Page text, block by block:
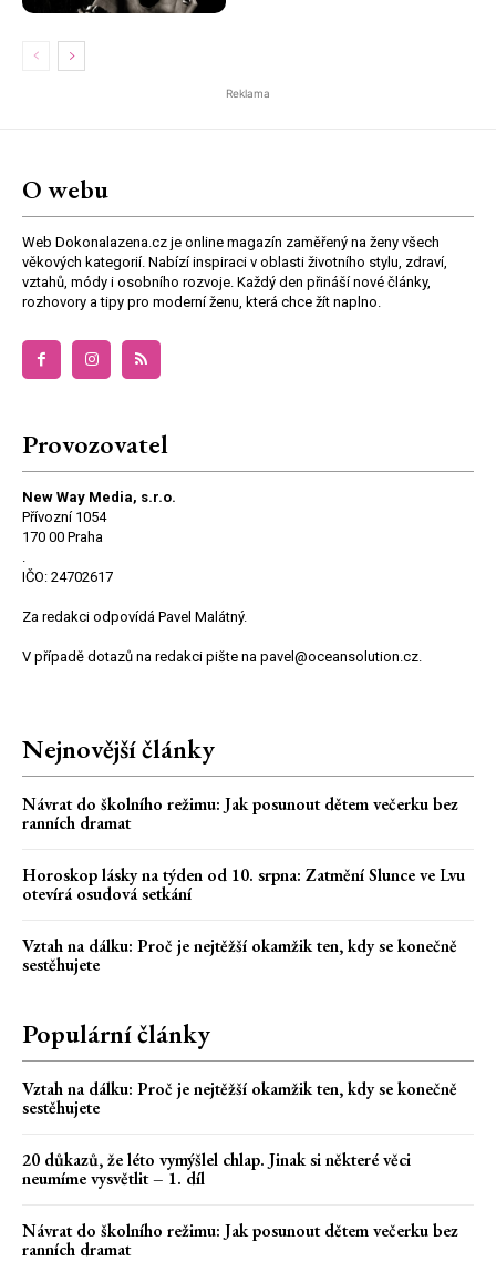
Reklama
O webu
Web Dokonalazena.cz je online magazín zaměřený na ženy všech
věkových kategorií. Nabízí inspiraci v oblasti životního stylu, zdraví,
vztahů, módy i osobního rozvoje. Každý den přináší nové články,
rozhovory a tipy pro moderní ženu, která chce žít naplno.
Provozovatel
New Way Media, s.r.o.
Přívozní 1054
170 00 Praha
.
IČO: 24702617
Za redakci odpovídá Pavel Malátný.
V případě dotazů na redakci pište na pavel@oceansolution.cz.
Nejnovější články
Návrat do školního režimu: Jak posunout dětem večerku bez
ranních dramat
Horoskop lásky na týden od 10. srpna: Zatmění Slunce ve Lvu
otevírá osudová setkání
Vztah na dálku: Proč je nejtěžší okamžik ten, kdy se konečně
sestěhujete
Populární články
Vztah na dálku: Proč je nejtěžší okamžik ten, kdy se konečně
sestěhujete
20 důkazů, že léto vymýšlel chlap. Jinak si některé věci
neumíme vysvětlit – 1. díl
Návrat do školního režimu: Jak posunout dětem večerku bez
ranních dramat